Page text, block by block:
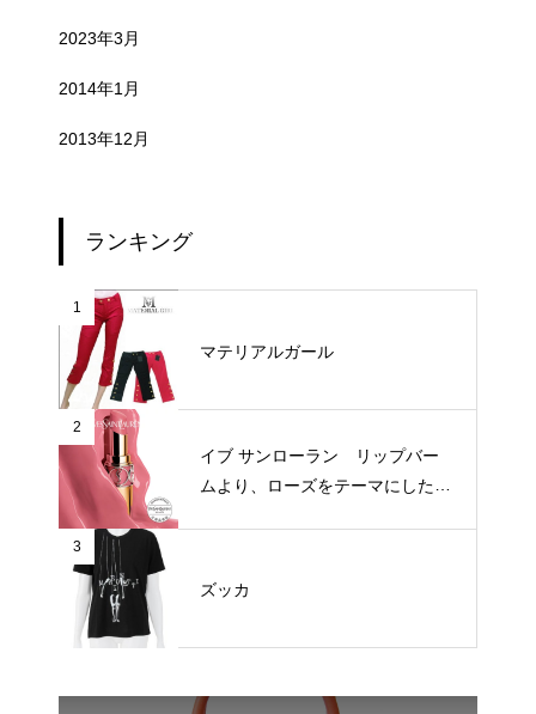
2023年3月
2014年1月
2013年12月
ランキング
1
マテリアルガール
2
イブ サンローラン リップバー
ムより、ローズをテーマにした新
3
ズッカ